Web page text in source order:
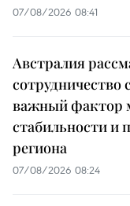
07/08/2026 08:41
Австралия
сотрудничество
важный фактор
стабильности и
региона
07/08/2026 08:24